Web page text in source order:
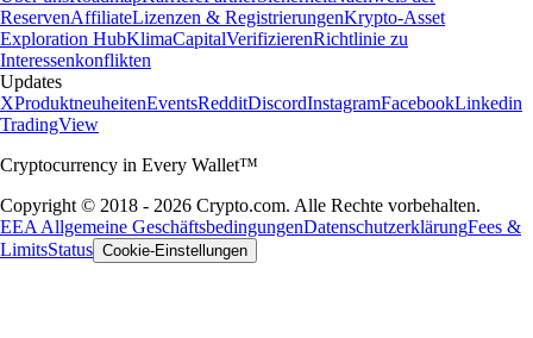
ReservenAffiliateLizenzen & RegistrierungenKrypto-Asset
Exploration HubKlimaCapitalVerifizierenRichtlinie zu
Interessenkonflikten
Updates
XProduktneuheitenEventsRedditDiscordInstagramFacebookLinkedin
TradingView
Cryptocurrency in Every Wallet™
Copyright © 2018 - 2026 Crypto.com. Alle Rechte vorbehalten.
EEA Allgemeine GeschäftsbedingungenDatenschutzerklärungFees &
LimitsStatus Cookie-Einstellungen